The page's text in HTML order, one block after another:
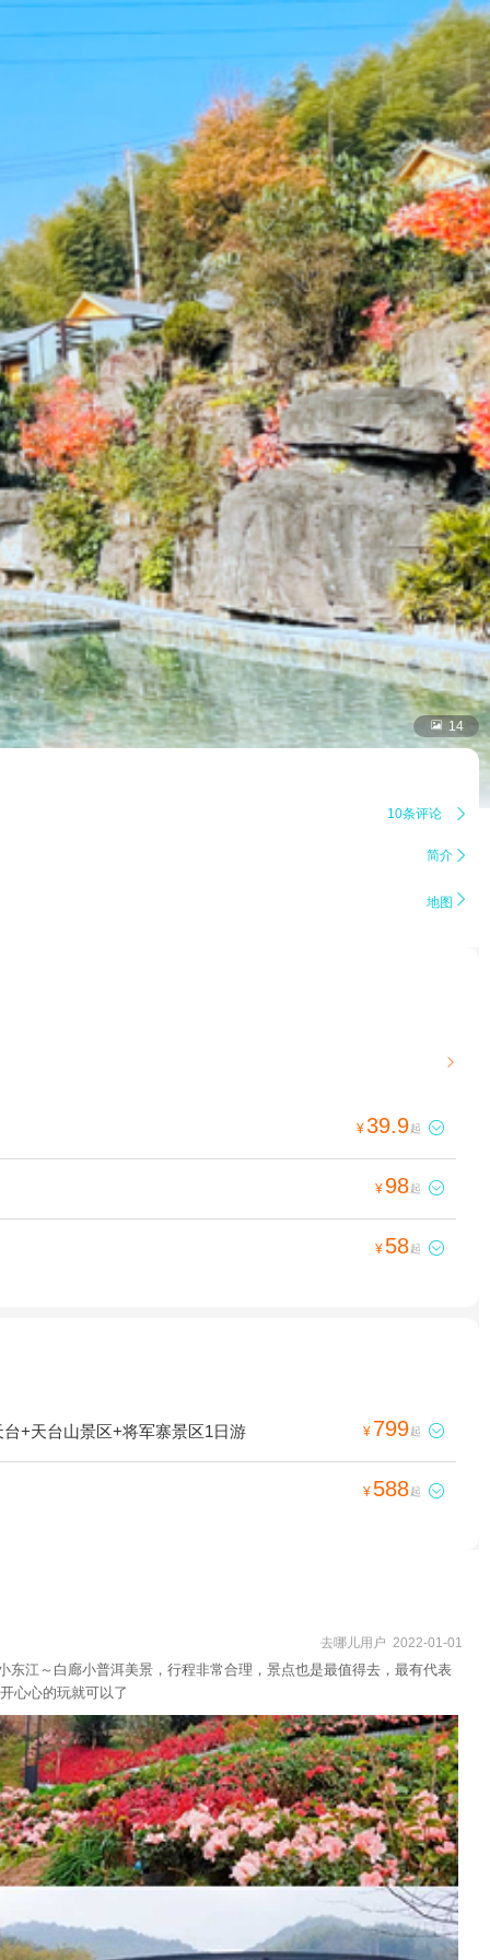
 14
10条评论 
简介 
地图 

¥39.9起 
¥ 98起 
¥ 58起 
+天台山景区+将军寨景区1日游 ¥ 799起 
¥ 588起 
去哪儿用户 2022-01-01
江～白廊小普洱美景，行程非常合理，景点也是最值得去，最有代表
心心的玩就可以了